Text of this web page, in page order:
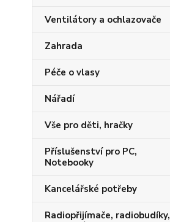
Ventilátory a ochlazovače
Zahrada
Péče o vlasy
Nářadí
Vše pro děti, hračky
Příslušenství pro PC,
Notebooky
Kancelářské potřeby
Radiopřijímače, radiobudíky,